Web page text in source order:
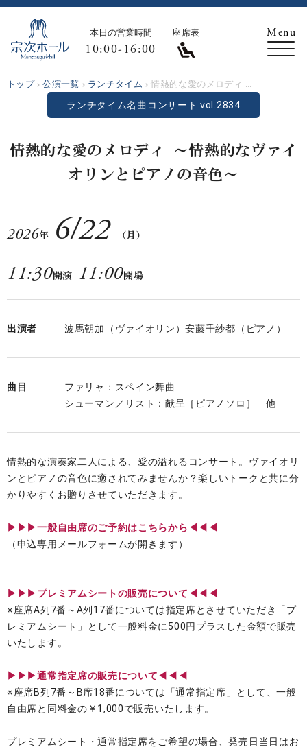
本日の営業時間
10:00-16:00
座席表
トップ 公演一覧 ランチタイム 情熱的な愛のメロディ ...
ランチタイム名曲コンサート vol.2834
情熱的な愛のメロディ ～情熱的なヴァイ
オリンとピアノの音色～
2026年 6/22 （月）
11:30開演 11:00開場
出演者 波馬朝加（ヴァイオリン）安藤千紗都（ピアノ）
曲目
ファリャ：スペイン舞曲
シューマン／リスト：献呈［ピアノソロ］ 他
情熱的な演奏家二人による、愛の溢れるコンサート。ヴァイオリ
ンとピアノの音色に癒されてみませんか？楽しいトークと共に分
かりやすくお贈りさせていただきます。
▶︎▶︎▶︎一般自由席のご予約はこちらから◀◀◀
（申込専用メールフォームが開きます）
▶︎▶︎▶︎プレミアムシートの販売について◀◀◀
※座席A列7番～A列17番については指定席とさせていただき「プ
レミアムシート」として一般料金に500円プラスした金額で販売
いたします。
▶︎▶︎▶︎通常指定席の販売について◀◀◀
※座席B列7番～B席18番については「通常指定席」として、一般
自由席と同料金の￥1,000で販売いたします。
プレミアムシート・通常指定席をご希望の場合、発売日当日はお